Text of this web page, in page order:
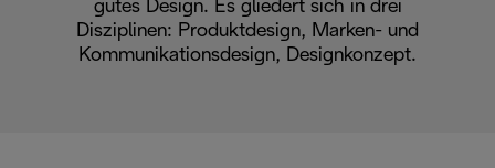
gutes Design. Es gliedert sich in drei
Disziplinen: Produktdesign, Marken- und
Kommunikationsdesign, Designkonzept.